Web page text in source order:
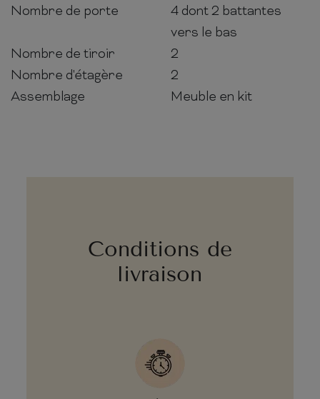
Nombre de porte
4 dont 2 battantes
vers le bas
Nombre de tiroir
2
Nombre d'étagère
2
Assemblage
Meuble en kit
Conditions de
livraison